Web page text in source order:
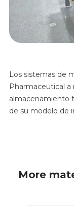
Los sistemas de
Pharmaceutical a
almacenamiento
de su modelo de
More